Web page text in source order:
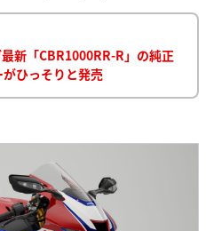
新「CBR1000RR-R」の純正
ひっそりと発売